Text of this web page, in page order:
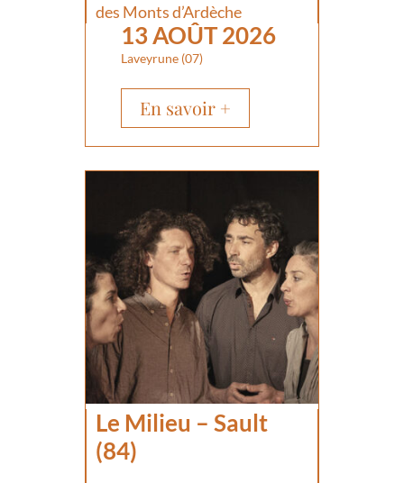
des Monts d’Ardèche
13 AOÛT 2026
Laveyrune (07)
En savoir +
Le Milieu – Sault
(84)